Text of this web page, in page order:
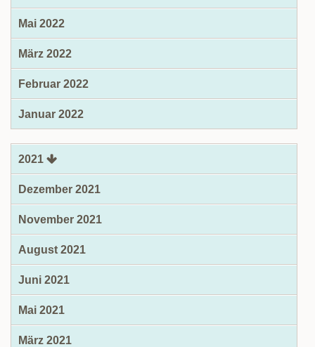
Mai 2022
März 2022
Februar 2022
Januar 2022
2021
Dezember 2021
November 2021
August 2021
Juni 2021
Mai 2021
März 2021